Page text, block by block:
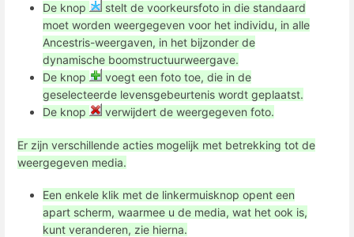
De knop
stelt de voorkeursfoto in die standaard
moet worden weergegeven voor het individu, in alle
Ancestris-weergaven, in het bijzonder de
dynamische boomstructuurweergave.
De knop
voegt een foto toe, die in de
geselecteerde levensgebeurtenis wordt geplaatst.
De knop
verwijdert de weergegeven foto.
Er zijn verschillende acties mogelijk met betrekking tot de
weergegeven media.
Een enkele klik met de linkermuisknop opent een
apart scherm, waarmee u de media, wat het ook is,
kunt veranderen, zie hierna.